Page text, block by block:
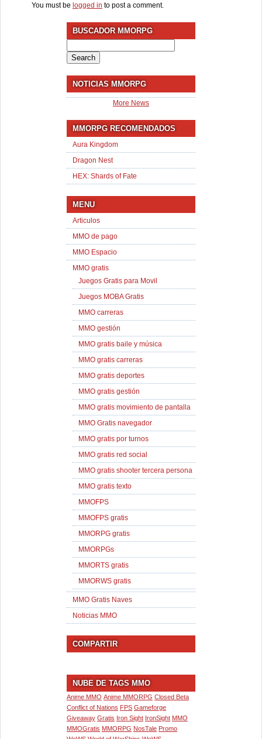
You must be logged in to post a comment.
BUSCADOR MMORPG
for:
NOTICIAS MMORPG
More News
MMORPG RECOMENDADOS
Aura Kingdom
Dragon Nest
HEX: Shards of Fate
MENU
Articulos
MMO de pago
MMO Espacio
MMO gratis
Juegos Gratis para Movil
Juegos MOBA Gratis
MMO carreras
MMO gestión
MMO gratis baile y música
MMO gratis carreras
MMO gratis deportes
MMO gratis gestión
MMO gratis movimiento de pantalla
MMO Gratis navegador
MMO gratis por turnos
MMO gratis red social
MMO gratis shooter tercera persona
MMO gratis texto
MMOFPS
MMOFPS gratis
MMORPG gratis
MMORPGs
MMORTS gratis
MMORWS gratis
MMO Gratis Naves
Noticias MMO
COMPARTIR
NUBE DE TAGS MMO
Anime MMO Anime MMORPG Closed Beta
Conflict of Nations FPS Gameforge
Giveaway Gratis Iron Sight IronSight MMO
MMOGratis MMORPG NosTale Promo